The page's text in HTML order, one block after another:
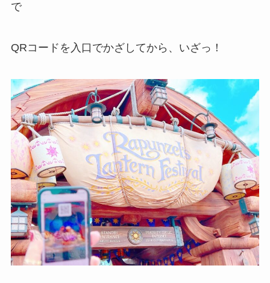
で
QRコードを入口でかざしてから、いざっ！